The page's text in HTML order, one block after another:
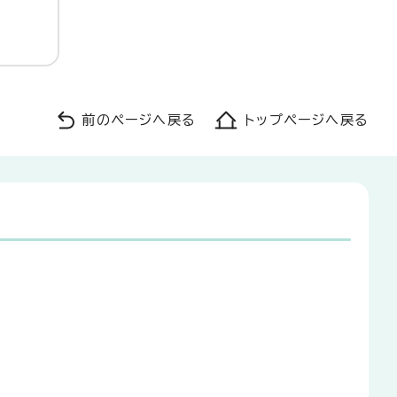
前のページへ戻る トップページへ戻る